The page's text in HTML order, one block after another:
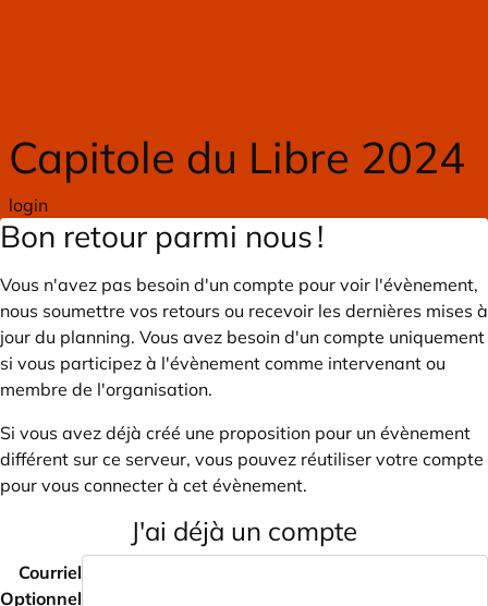
Capitole du Libre 2024
login
Bon retour parmi nous !
Vous n'avez pas besoin d'un compte pour voir l'évènement,
nous soumettre vos retours ou recevoir les dernières mises à
jour du planning. Vous avez besoin d'un compte uniquement
si vous participez à l'évènement comme intervenant ou
membre de l'organisation.
Si vous avez déjà créé une proposition pour un évènement
différent sur ce serveur, vous pouvez réutiliser votre compte
pour vous connecter à cet évènement.
J'ai déjà un compte
Courriel
Optionnel